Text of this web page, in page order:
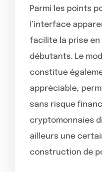
Parmi les points
l’interface
facilite la prise en
débutants. Le
constitue
appréciable,
sans risque
cryptomonnaies
ailleurs une
construction de